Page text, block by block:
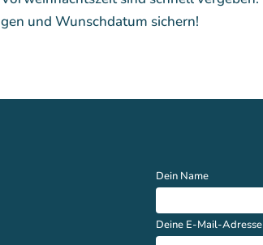
und Wunschdatum sichern!
Dein Name
Deine E-Mail-Adresse